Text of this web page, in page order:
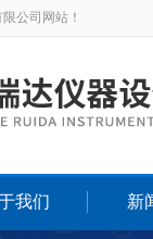
公司网站！
我们 新